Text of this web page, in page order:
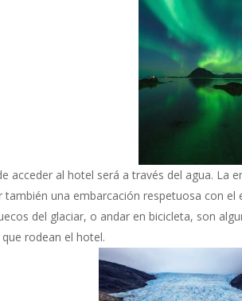
acceder al hotel será a través del agua. La
también una embarcación respetuosa con
del glaciar, o andar en bicicleta, son
rodean el hotel.